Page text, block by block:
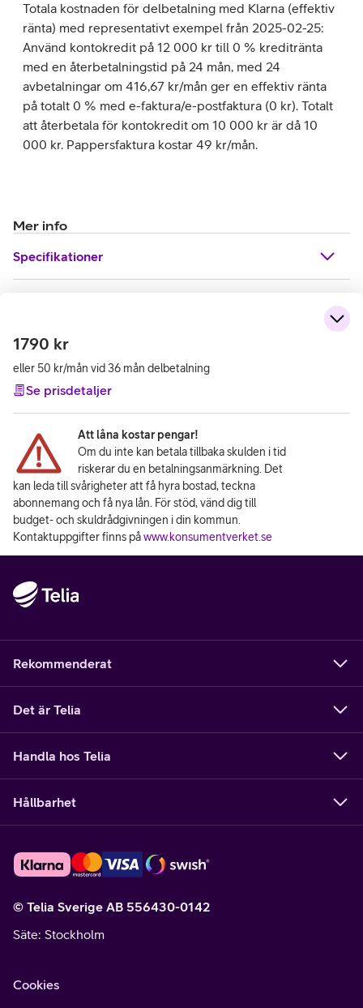
Totala kostnaden för delbetalning med Klarna (effektiv
ränta) med representativt exempel från 2025-02-25:
Använd kontokredit på 12 000 kr till 0 % kreditränta
med en återbetalningstid på 24 mån, med 24
avbetalningar om 416,67 kr/mån ger en effektiv ränta
på totalt 0 % med e-faktura/e-postfaktura (0 kr). Totalt
att återbetala för kontokredit om 10 000 kr är då 10
000 kr. Pappersfaktura kostar 49 kr/mån.
Mer info
Specifikationer
1790 kr
eller 50 kr/mån vid 36 mån delbetalning
Se prisdetaljer
Att låna kostar pengar!
Om du inte kan betala tillbaka skulden i tid
riskerar du en betalningsanmärkning. Det
kan leda till svårigheter att få hyra bostad, teckna
abonnemang och få nya lån. För stöd, vänd dig till
budget- och skuldrådgivningen i din kommun.
Kontaktuppgifter finns påwww.konsumentverket.se
Rekommenderat
Det är Telia
Handla hos Telia
Hållbarhet
© Telia Sverige AB 556430-0142
Säte: Stockholm
Cookies